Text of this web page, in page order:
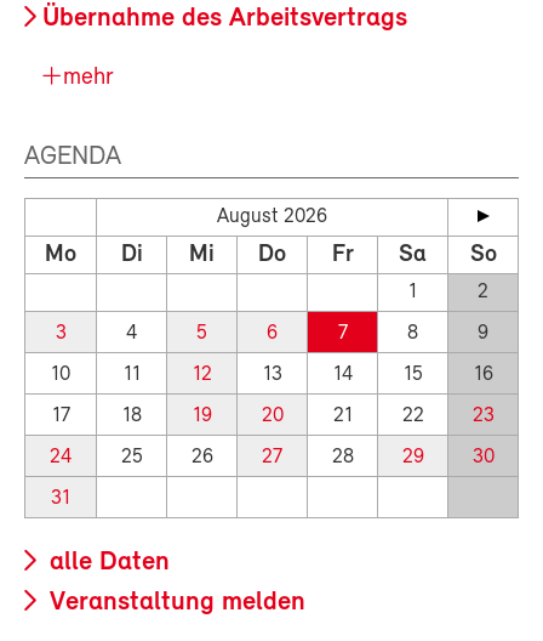
Übernahme des Arbeitsvertrags
mehr
AGENDA
August 2026
Mo Di Mi Do Fr Sa So
1
2
3
4 5 6 7 8
9
10
11 12 13 14 15
16
17
18 19 20 21 22
23
24
25 26 27 28 29
30
31
alle Daten
Veranstaltung melden